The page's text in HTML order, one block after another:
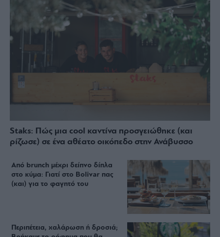
Staks: Πώς μια cool καντίνα προσγειώθηκε (και
ρίζωσε) σε ένα αθέατο οικόπεδο στην Ανάβυσσο
Από brunch μέχρι δείπνο δίπλα
στο κύμα: Γιατί στο Bolivar πας
(και) για το φαγητό του
Περιπέτεια, χαλάρωση ή δροσιά;